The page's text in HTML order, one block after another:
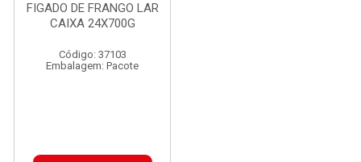
FIGADO DE FRANGO LAR
CAIXA 24X700G
Código: 37103
Embalagem: Pacote